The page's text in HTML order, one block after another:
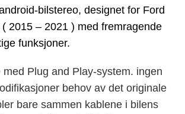
bilstereo, designet for Ford
( 2015 – 2021 ) med fremragende
funksjoner.
Plug and Play-system. ingen
behov av det originale
bare sammen kablene i bilens